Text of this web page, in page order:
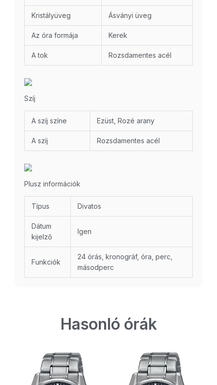
Kristályüveg Ásványi üveg
Az óra formája Kerek
A tok Rozsdamentes acél
Szíj
A szíj színe Ezüst, Rozé arany
A szíj Rozsdamentes acél
Plusz információk
Típus Divatos
Dátum
kijelző
Igen
Funkciók
24 órás, kronográf, óra, perc,
másodperc
Hasonló órák